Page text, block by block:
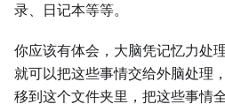
录、日记本等等。
你应该有体会，大脑凭记忆力处
就可以把这些事情交给外脑处理
移到这个文件夹里，把这些事情